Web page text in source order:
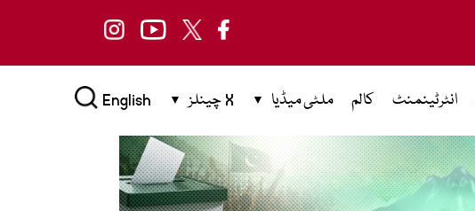
انٹرٹینمنٹ کالم ملٹی میڈیا X چینلز English